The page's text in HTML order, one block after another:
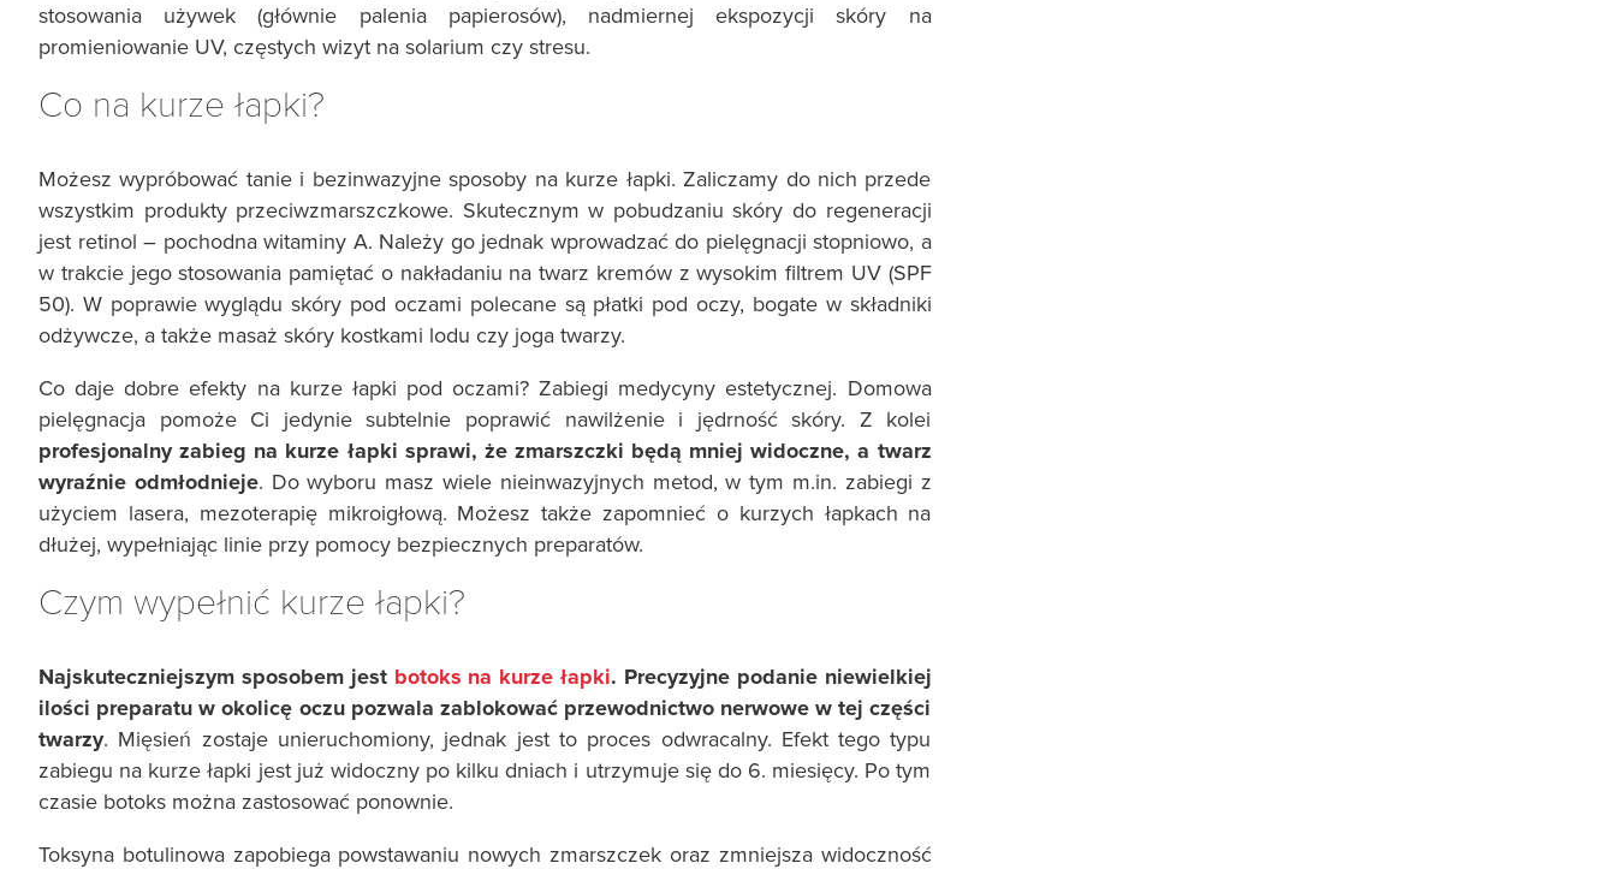
stosowania używek (głównie palenia papierosów), nadmiernej ekspozycji skóry na
promieniowanie UV, częstych wizyt na solarium czy stresu.
Co na kurze łapki?
Możesz wypróbować tanie i bezinwazyjne sposoby na kurze łapki. Zaliczamy do nich przede
wszystkim produkty przeciwzmarszczkowe. Skutecznym w pobudzaniu skóry do regeneracji
jest retinol – pochodna witaminy A. Należy go jednak wprowadzać do pielęgnacji stopniowo, a
w trakcie jego stosowania pamiętać o nakładaniu na twarz kremów z wysokim filtrem UV (SPF
50). W poprawie wyglądu skóry pod oczami polecane są płatki pod oczy, bogate w składniki
odżywcze, a także masaż skóry kostkami lodu czy joga twarzy.
Co daje dobre efekty na kurze łapki pod oczami? Zabiegi medycyny estetycznej. Domowa
pielęgnacja pomoże Ci jedynie subtelnie poprawić nawilżenie i jędrność skóry. Z kolei
profesjonalny zabieg na kurze łapki sprawi, że zmarszczki będą mniej widoczne, a twarz
wyraźnie odmłodnieje. Do wyboru masz wiele nieinwazyjnych metod, w tym m.in. zabiegi z
użyciem lasera, mezoterapię mikroigłową. Możesz także zapomnieć o kurzych łapkach na
dłużej, wypełniając linie przy pomocy bezpiecznych preparatów.
Czym wypełnić kurze łapki?
Najskuteczniejszym sposobem jest botoks na kurze łapki. Precyzyjne podanie niewielkiej
ilości preparatu w okolicę oczu pozwala zablokować przewodnictwo nerwowe w tej części
twarzy. Mięsień zostaje unieruchomiony, jednak jest to proces odwracalny. Efekt tego typu
zabiegu na kurze łapki jest już widoczny po kilku dniach i utrzymuje się do 6. miesięcy. Po tym
czasie botoks można zastosować ponownie.
Toksyna botulinowa zapobiega powstawaniu nowych zmarszczek oraz zmniejsza widoczność